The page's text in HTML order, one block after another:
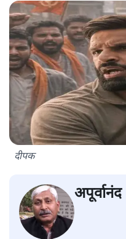
दीपक
अपूर्वानंद